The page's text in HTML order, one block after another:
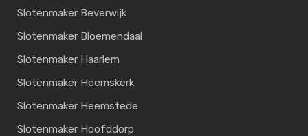
Slotenmaker Beverwijk
Slotenmaker Bloemendaal
Slotenmaker Haarlem
Slotenmaker Heemskerk
Slotenmaker Heemstede
Slotenmaker Hoofddorp